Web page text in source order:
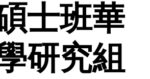
士班華
研究組